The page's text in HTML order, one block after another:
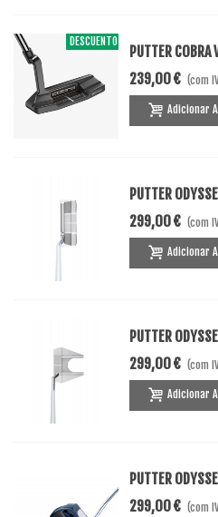
DESCUENTO -60,00 €
PUTTER
239,00 € (com
Adicionar
PUTTER
299,00 € (com
Adicionar
PUTTER
299,00 € (com
Adicionar
PUTTER
299,00 € (com